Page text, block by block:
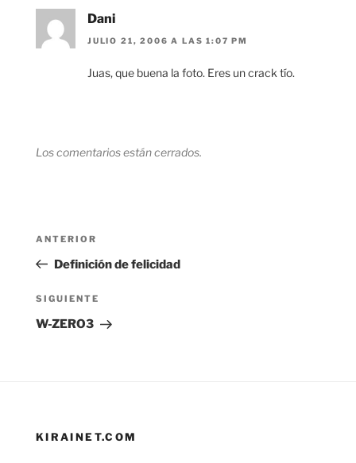
Dani
JULIO 21, 2006 A LAS 1:07 PM
Juas, que buena la foto. Eres un crack tío.
Los comentarios están cerrados.
entradas
Entrada
anterior:
ANTERIOR
Definición de felicidad
Siguiente
entrada
SIGUIENTE
W-ZERO3
KIRAINET.COM